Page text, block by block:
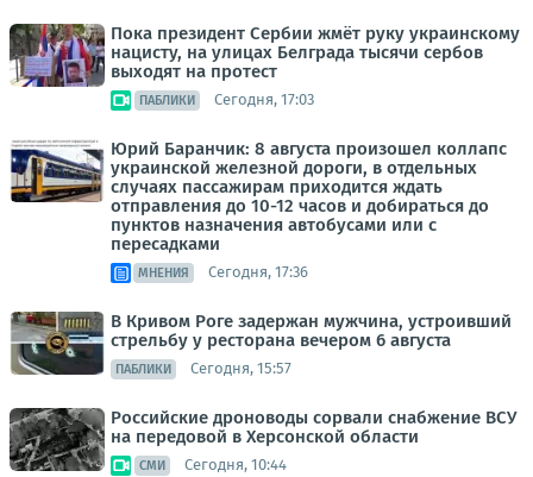
Пока президент Сербии жмёт руку украинскому
нацисту, на улицах Белграда тысячи сербов
выходят на протест
ПАБЛИКИ Сегодня, 17:03
Юрий Баранчик: 8 августа произошел коллапс
украинской железной дороги, в отдельных
случаях пассажирам приходится ждать
отправления до 10-12 часов и добираться до
пунктов назначения автобусами или с
пересадками
МНЕНИЯ Сегодня, 17:36
В Кривом Роге задержан мужчина, устроивший
стрельбу у ресторана вечером 6 августа
ПАБЛИКИ Сегодня, 15:57
Российские дроноводы сорвали снабжение ВСУ
на передовой в Херсонской области
СМИ Сегодня, 10:44